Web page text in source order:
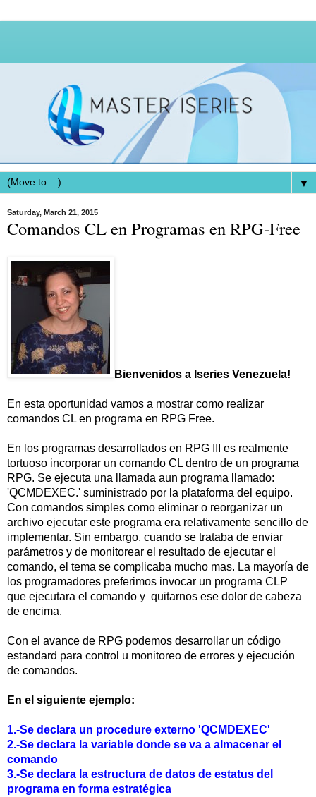
▼
Saturday, March 21, 2015
Comandos CL en Programas en RPG-Free
Bienvenidos a Iseries Venezuela!
En esta oportunidad vamos a mostrar como realizar
comandos CL en programa en RPG Free.
En los programas desarrollados en RPG III es realmente
tortuoso incorporar un comando CL dentro de un programa
RPG. Se ejecuta una llamada aun programa llamado:
'QCMDEXEC.' suministrado por la plataforma del equipo.
Con comandos simples como eliminar o reorganizar un
archivo ejecutar este programa era relativamente sencillo de
implementar. Sin embargo, cuando se trataba de enviar
parámetros y de monitorear el resultado de ejecutar el
comando, el tema se complicaba mucho mas. La mayoría de
los programadores preferimos invocar un programa CLP
que ejecutara el comando y quitarnos ese dolor de cabeza
de encima.
Con el avance de RPG podemos desarrollar un código
estandard para control u monitoreo de errores y ejecución
de comandos.
En el siguiente ejemplo:
1.-Se declara un procedure externo 'QCMDEXEC'
2.-Se declara la variable donde se va a almacenar el
comando
3.-Se declara la estructura de datos de estatus del
programa en forma estratégica